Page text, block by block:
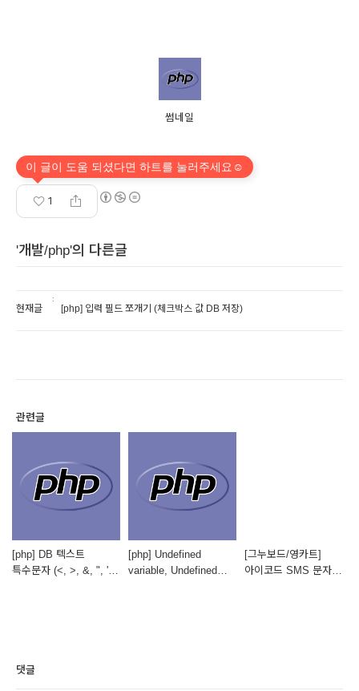
썸네일
1
이 글이 도움 되셨다면 하트를 눌러주세요☺
'개발/php'의 다른글
현재글 [php] 입력 필드 쪼개기 (체크박스 값 DB 저장)
관련글
[php] DB 텍스트
특수문자 (<, >, &, ", '
[php] Undefined
variable, Undefined
[그누보드/영카트]
아이코드 SMS 문자
댓글